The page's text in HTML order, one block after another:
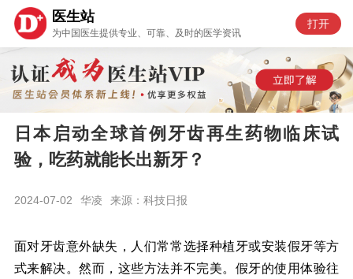
医生站
为中国医生提供专业、可靠、及时的医学资讯
打开
日本启动全球首例牙齿再生药物临床试
验，吃药就能长出新牙？
2024-07-02 华凌 来源：科技日报
面对牙齿意外缺失，人们常常选择种植牙或安装假牙等方
式来解决。然而，这些方法并不完美。假牙的使用体验往